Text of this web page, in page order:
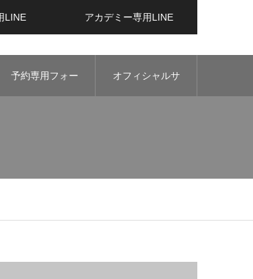
LINE アカデミー専用LINE
予約専用フォー オフィシャルサ